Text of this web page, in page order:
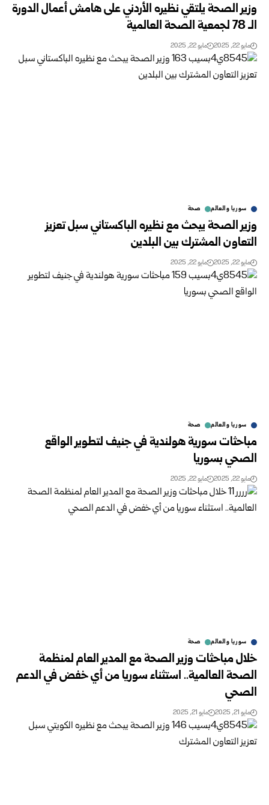
وزير الصحة يلتقي نظيره الأردني على هامش أعمال الدورة
الـ 78 لجمعية الصحة العالمية
مايو 22, 2025 مايو 22, 2025
سوريا والعالم صحة
وزير الصحة يبحث مع نظيره الباكستاني سبل تعزيز
التعاون المشترك بين البلدين
مايو 22, 2025 مايو 22, 2025
سوريا والعالم صحة
مباحثات سورية هولندية في جنيف لتطوير الواقع
الصحي بسوريا
مايو 22, 2025 مايو 22, 2025
سوريا والعالم صحة
خلال مباحثات وزير الصحة مع المدير العام لمنظمة
الصحة العالمية.. استثناء سوريا من أي خفض في الدعم
الصحي
مايو 21, 2025 مايو 21, 2025